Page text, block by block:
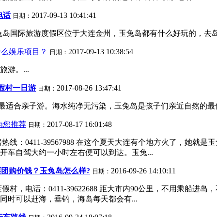
话 日期： 2017-09-13 10:41:41
国际旅游度假区位于大连金州，玉兔岛都有什么好玩的，
娱乐项目？ 日期： 2017-09-13 10:38:54
游。...
村一日游 日期： 2017-08-26 13:47:41
合亲子游。海水纯净无污染，玉兔岛是孩子们亲近自然的
您推荐 日期： 2017-08-17 16:01:48
线：0411-39567988 在这个夏天大连有个地方火了，她就是
车自驾大约一小时左右便可以到达。玉兔...
购价钱？玉兔岛怎么样? 日期： 2016-09-26 14:10:11
村，电话：0411-39622688 距大市内90公里，不用乘船进岛
时可以赶海，垂钓，海岛每天都会有...